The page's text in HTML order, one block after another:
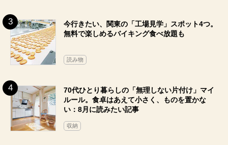
今行きたい、関東の「工場見学」スポット4つ。
無料で楽しめるバイキング食べ放題も
読み物
70代ひとり暮らしの「無理しない片付け」マイ
ルール。食卓はあえて小さく、ものを置かな
い：8月に読みたい記事
収納